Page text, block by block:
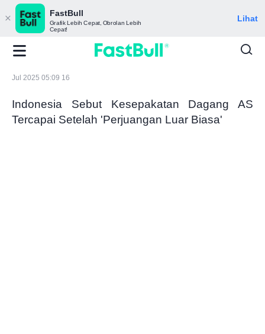
FastBull
Grafik Lebih Cepat, Obrolan Lebih
Cepat!
Lihat
Jul 2025 05:09 16
Indonesia Sebut Kesepakatan Dagang AS
Tercapai Setelah 'Perjuangan Luar Biasa'